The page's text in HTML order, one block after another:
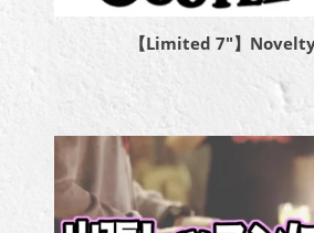
【Limited 7″】